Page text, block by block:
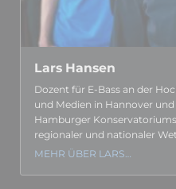
Lars Hansen
Dozent für E-Bass an der
und Medien in Hannover
Hamburger
regionaler und nationaler
MEHR ÜBER LARS…